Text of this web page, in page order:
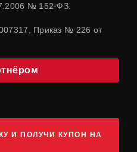
№ 152-ФЗ.
Приказ № 226 от
И ПОЛУЧИ КУПОН НА